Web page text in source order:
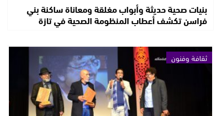
بنيات صحية حديثة وأبواب مغلقة ومعاناة ساكنة بني
فراسن تكشف أعطاب المنظومة الصحية في تازة
ثقافة وفنون